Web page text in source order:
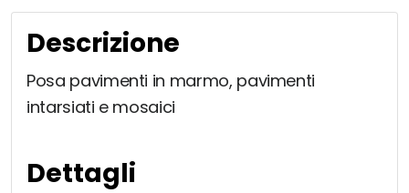
Descrizione
Posa pavimenti in marmo, pavimenti
intarsiati e mosaici
Dettagli